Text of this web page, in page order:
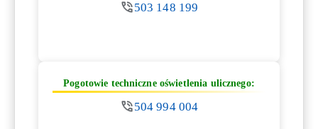
503 148 199
Pogotowie techniczne oświetlenia ulicznego:
504 994 004